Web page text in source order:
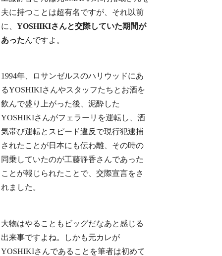
夫に持つことは超有名ですが、それ以前
に、YOSHIKIさんと交際していた期間が
あったんですよ。
1994年、ロサンゼルスのハリウッドにあ
るYOSHIKIさんやスタッフたちとお酒を
飲んで盛り上がった後、泥酔した
YOSHIKIさんがフェラーリを運転し、酒
気帯び運転とスピード違反で現行犯逮捕
されたことが日本にも伝わ離、その時の
同乗していたのが工藤静香さんであった
ことが報じられたことで、交際宣言をさ
れました。
大物はやることもビッグだなあと感じる
出来事ですよね。しかも元カレが
YOSHIKIさんであることを筆者は初めて